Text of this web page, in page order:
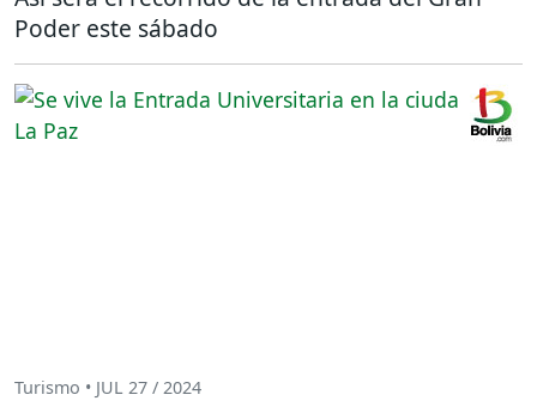
Poder este sábado
Turismo • JUL 27 / 2024